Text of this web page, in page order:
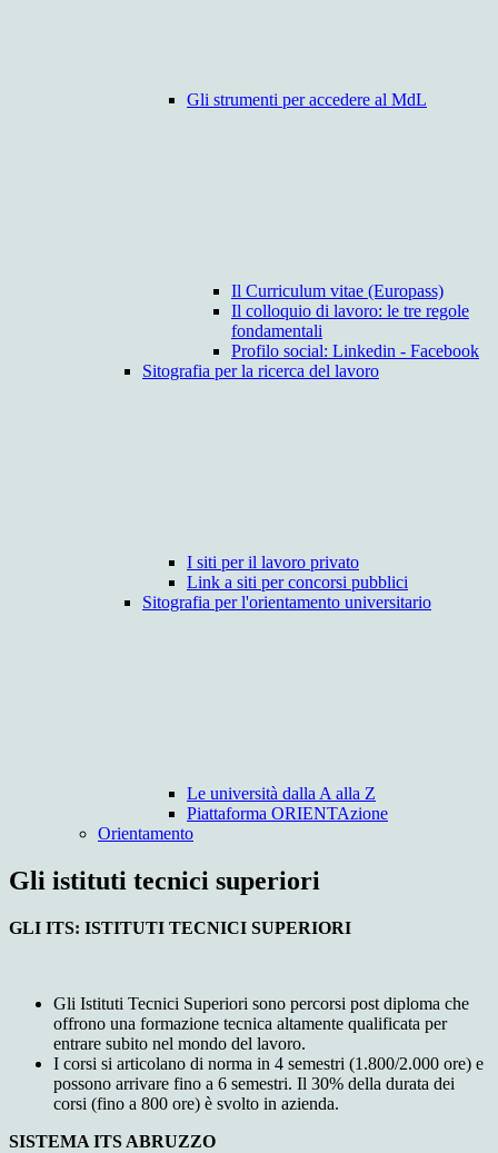
Gli strumenti per accedere al MdL
Il Curriculum vitae (Europass)
Il colloquio di lavoro: le tre regole
fondamentali
Profilo social: Linkedin - Facebook
Sitografia per la ricerca del lavoro
I siti per il lavoro privato
Link a siti per concorsi pubblici
Sitografia per l'orientamento universitario
Le università dalla A alla Z
Piattaforma ORIENTAzione
Orientamento
Gli istituti tecnici superiori
GLI ITS: ISTITUTI TECNICI SUPERIORI
Gli Istituti Tecnici Superiori sono percorsi post diploma che
offrono una formazione tecnica altamente qualificata per
entrare subito nel mondo del lavoro.
I corsi si articolano di norma in 4 semestri (1.800/2.000 ore) e
possono arrivare fino a 6 semestri. Il 30% della durata dei
corsi (fino a 800 ore) è svolto in azienda.
SISTEMA ITS ABRUZZO